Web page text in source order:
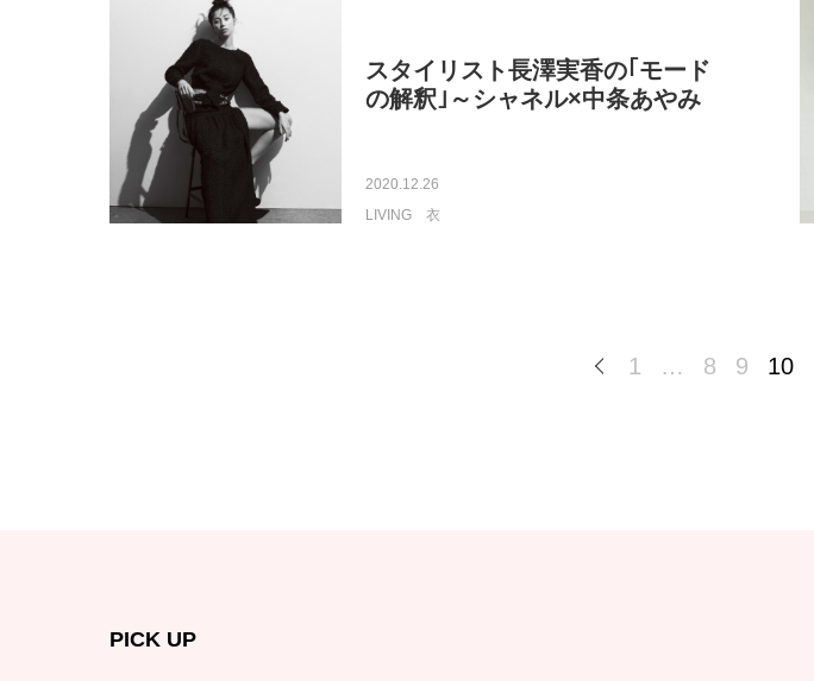
スタイリスト長澤実香の｢モード
の解釈｣～シャネル×中条あやみ
2020.12.26
LIVING
衣
1 … 8 9 10
PICK UP